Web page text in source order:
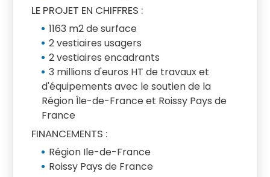
LE PROJET EN CHIFFRES :
1163 m2 de surface
2 vestiaires usagers
2 vestiaires encadrants
3 millions d'euros HT de travaux et
d'équipements avec le soutien de la
Région Île-de-France et Roissy Pays de
France
FINANCEMENTS :
Région Ile-de-France
Roissy Pays de France